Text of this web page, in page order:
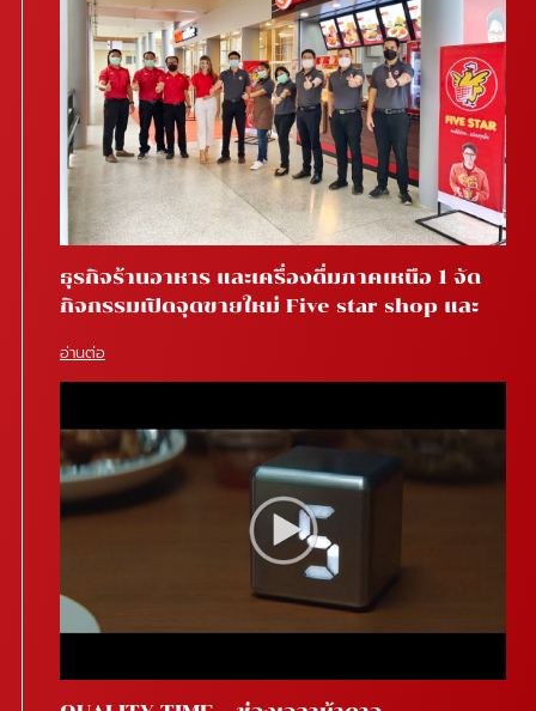
ธุรกิจร้านอาหาร และเครื่องดื่มภาคเหนือ 1 จัด
กิจกรรมเปิดจุดขายใหม่ Five star shop และ
อ่านต่อ